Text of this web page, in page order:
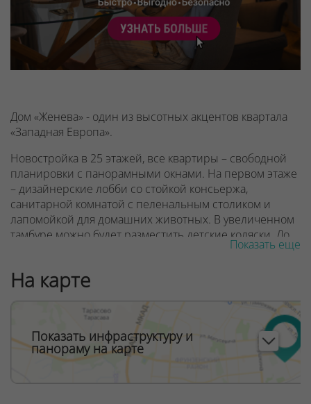
Дом «Женева» - один из высотных акцентов квартала
«Западная Европа».
Новостройка в 25 этажей, все квартиры – свободной
планировки с панорамными окнами. На первом этаже
– дизайнерские лобби со стойкой консьержа,
санитарной комнатой с пеленальным столиком и
лапомойкой для домашних животных. В увеличенном
тамбуре можно будет разместить детские коляски. До
квартир жителей доставят 3 скоростных лифта, один
В квартале «Западная Европа» в будущем появятся
детский сад и поликлиника, запроектированы
спортивные и десткие игровые площадки. Дом
Женева находится в шаговой доступности от
строящейся станции метро Аэродромная и торгово-
развлекательного комплекса Avia mall.
Показать еще
На карте
Показать инфраструктуру и
панораму на карте